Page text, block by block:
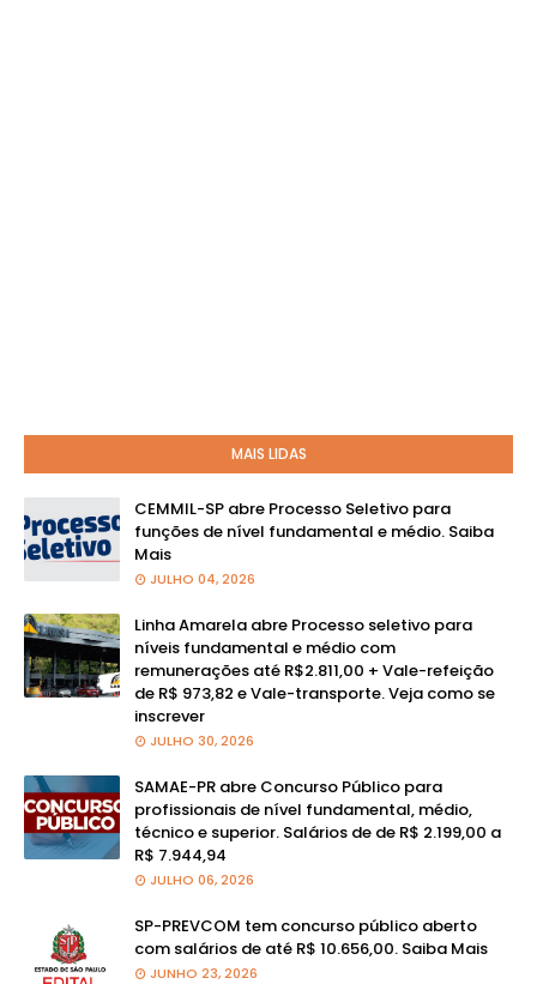
MAIS LIDAS
CEMMIL-SP abre Processo Seletivo para
funções de nível fundamental e médio. Saiba
Mais
JULHO 04, 2026
Linha Amarela abre Processo seletivo para
níveis fundamental e médio com
remunerações até R$2.811,00 + Vale-refeição
de R$ 973,82 e Vale-transporte. Veja como se
inscrever
JULHO 30, 2026
SAMAE-PR abre Concurso Público para
profissionais de nível fundamental, médio,
técnico e superior. Salários de de R$ 2.199,00 a
R$ 7.944,94
JULHO 06, 2026
SP-PREVCOM tem concurso público aberto
com salários de até R$ 10.656,00. Saiba Mais
JUNHO 23, 2026